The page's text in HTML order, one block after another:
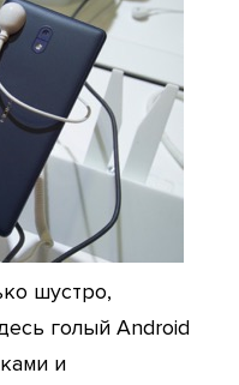
шустро,
голый Android
и